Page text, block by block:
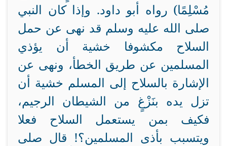
مُسْلِمًا) رواه أبو داود. وإذا كان النبي
صلى الله عليه وسلم قد نهى عن حمل
السلاح مكشوفا خشية أن يؤذي
المسلمين عن طريق الخطأ، ونهى عن
الإشارة بالسلاح إلى المسلم خشية أن
تزل يده بنَزْغٍ من الشيطان الرجيم،
فكيف بمن يستعمل السلاح فعلا
ويتسبب بأذى المسلمين؟! قال صلى